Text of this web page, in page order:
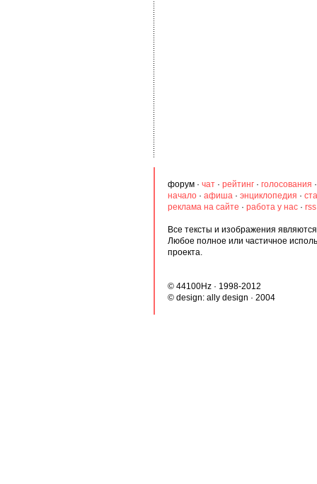
форум · чат · рейтинг · голосования
начало · афиша · энциклопедия ·
реклама на сайте · работа у нас ·
Все тексты и изображения
Любое полное или частичное
проекта.
© 44100Hz · 1998-2012
© design: ally design · 2004